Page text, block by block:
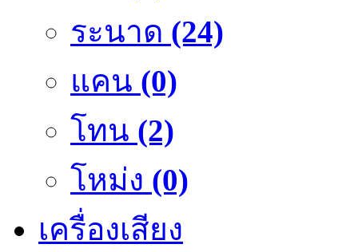
ระนาด (24)
แคน (0)
โทน (2)
โหม่ง (0)
เครื่องเสียง